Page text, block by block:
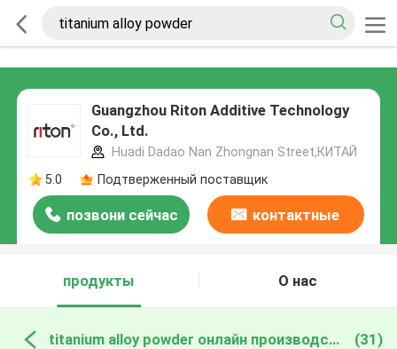
Guangzhou Riton Additive Technology
Co., Ltd.
Huadi Dadao Nan Zhongnan Street,КИТАЙ
5.0
Подтверженный поставщик
позвони сейчас контактные
продукты
О нас
titanium alloy powder онлайн производство (31)